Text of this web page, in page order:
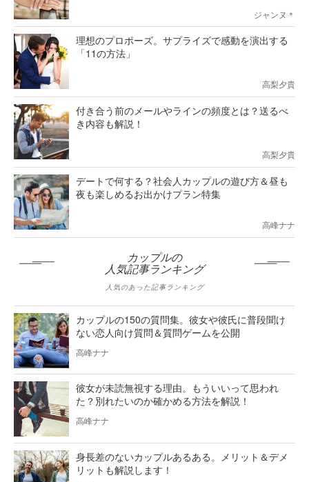
ジャンヌ＊
理想のプロポーズ。サプライズで感動を演出する
「11の方法」
高梨夕貴
付き合う前のメールやラインの頻度とは？送るべ
き内容も解説！
高梨夕貴
デートで何する？社会人カップルの遊び方＆昼も
夜も楽しめるお出かけプラン特集
高峰ナナ
カップルの
人気記事ランキング
人気のあった記事ランキング
カップルの150の質問集。彼女や彼氏に普段聞け
ない恋人向け質問＆質問ゲームを公開
高峰ナナ
彼女が未読無視する理由。もういいって思われ
た？別れたいのか確かめる方法を解説！
高峰ナナ
身長差のないカップルあるある。メリット＆デメ
リットも解説します！